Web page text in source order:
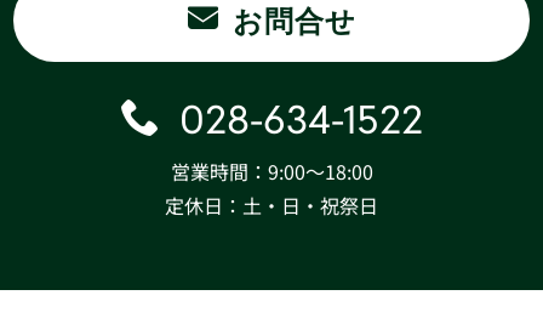
お問合せ
028-634-1522
営業時間：9:00〜18:00
定休日：土・日・祝祭日